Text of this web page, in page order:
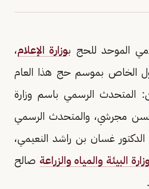
الموحد للحج بوزارة الإعلام،
الخاص بموسم حج هذا العام
من: المتحدث الرسمي باسم وزارة
مجرشي، والمتحدث الرسمي
الدكتور غسان بن راشد النعيمي،
وزارة البيئة والمياه والزراعة صالح